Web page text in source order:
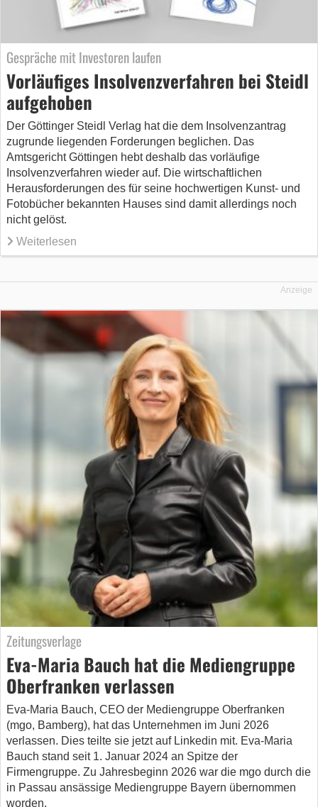
Gespräche mit Investoren laufen
Vorläufiges Insolvenzverfahren bei Steidl
aufgehoben
Der Göttinger Steidl Verlag hat die dem Insolvenzantrag
zugrunde liegenden Forderungen beglichen. Das
Amtsgericht Göttingen hebt deshalb das vorläufige
Insolvenzverfahren wieder auf. Die wirtschaftlichen
Herausforderungen des für seine hochwertigen Kunst- und
Fotobücher bekannten Hauses sind damit allerdings noch
nicht gelöst.
Weiterlesen
Anzeige
Zeitungsverlage
Eva-Maria Bauch hat die Mediengruppe
Oberfranken verlassen
Eva-Maria Bauch, CEO der Mediengruppe Oberfranken
(mgo, Bamberg), hat das Unternehmen im Juni 2026
verlassen. Dies teilte sie jetzt auf Linkedin mit. Eva-Maria
Bauch stand seit 1. Januar 2024 an Spitze der
Firmengruppe. Zu Jahresbeginn 2026 war die mgo durch die
in Passau ansässige Mediengruppe Bayern übernommen
worden.